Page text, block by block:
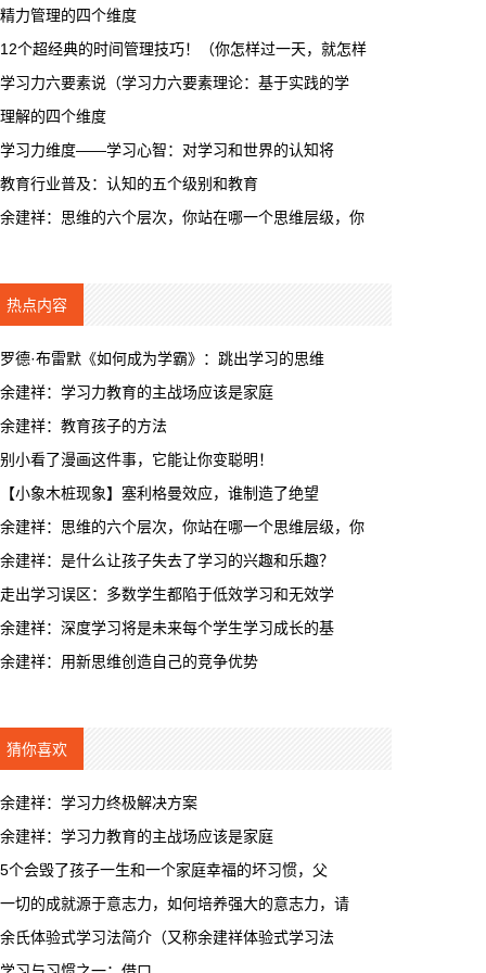
精力管理的四个维度
12个超经典的时间管理技巧！（你怎样过一天，就怎样
学习力六要素说（学习力六要素理论：基于实践的学
理解的四个维度
学习力维度——学习心智：对学习和世界的认知将
教育行业普及：认知的五个级别和教育
余建祥：思维的六个层次，你站在哪一个思维层级，你
热点内容
罗德·布雷默《如何成为学霸》：跳出学习的思维
余建祥：学习力教育的主战场应该是家庭
余建祥：教育孩子的方法
别小看了漫画这件事，它能让你变聪明！
【小象木桩现象】塞利格曼效应，谁制造了绝望
余建祥：思维的六个层次，你站在哪一个思维层级，你
余建祥：是什么让孩子失去了学习的兴趣和乐趣？
走出学习误区：多数学生都陷于低效学习和无效学
余建祥：深度学习将是未来每个学生学习成长的基
余建祥：用新思维创造自己的竞争优势
猜你喜欢
余建祥：学习力终极解决方案
余建祥：学习力教育的主战场应该是家庭
5个会毁了孩子一生和一个家庭幸福的坏习惯，父
一切的成就源于意志力，如何培养强大的意志力，请
余氏体验式学习法简介（又称余建祥体验式学习法